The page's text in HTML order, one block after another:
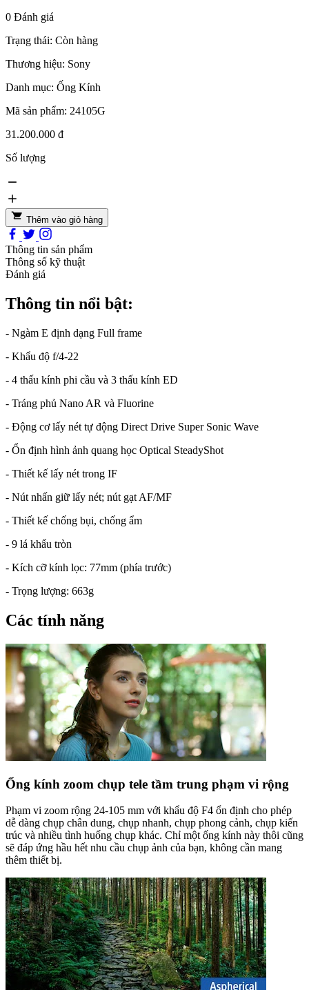
0 Đánh giá
Trạng thái: Còn hàng
Thương hiệu: Sony
Danh mục: Ống Kính
Mã sản phẩm: 24105G
31.200.000 đ
Số lượng
Thêm vào giỏ hàng
Thông tin sản phẩm
Thông số kỹ thuật
Đánh giá
Thông tin nổi bật:
- Ngàm E định dạng Full frame
- Khẩu độ f/4-22
- 4 thấu kính phi cầu và 3 thấu kính ED
- Tráng phủ Nano AR và Fluorine
- Động cơ lấy nét tự động Direct Drive Super Sonic Wave
- Ổn định hình ảnh quang học Optical SteadyShot
- Thiết kế lấy nét trong IF
- Nút nhấn giữ lấy nét; nút gạt AF/MF
- Thiết kế chống bụi, chống ẩm
- 9 lá khẩu tròn
- Kích cỡ kính lọc: 77mm (phía trước)
- Trọng lượng: 663g
Các tính năng
Ống kính zoom chụp tele tầm trung phạm vi rộng
Phạm vi zoom rộng 24-105 mm với khẩu độ F4 ổn định cho phép
dễ dàng chụp chân dung, chụp nhanh, chụp phong cảnh, chụp kiến
trúc và nhiều tình huống chụp khác. Chỉ một ống kính này thôi cũng
sẽ đáp ứng hầu hết nhu cầu chụp ảnh của bạn, không cần mang
thêm thiết bị.